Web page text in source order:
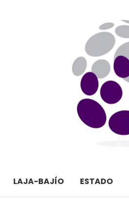
LAJA-BAJÍO ESTADO